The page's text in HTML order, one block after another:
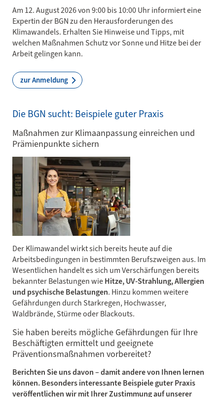
Am 12. August 2026 von 9:00 bis 10:00 Uhr informiert eine
Expertin der BGN zu den Herausforderungen des
Klimawandels. Erhalten Sie Hinweise und Tipps, mit
welchen Maßnahmen Schutz vor Sonne und Hitze bei der
Arbeit gelingen kann.
zur Anmeldung
Die BGN sucht: Beispiele guter Praxis
Maßnahmen zur Klimaanpassung einreichen und
Prämienpunkte sichern
Der Klimawandel wirkt sich bereits heute auf die
Arbeitsbedingungen in bestimmten Berufszweigen aus. Im
Wesentlichen handelt es sich um Verschärfungen bereits
bekannter Belastungen wieHitze, UV-Strahlung, Allergien
und psychische Belastungen. Hinzu kommen weitere
Gefährdungen durch Starkregen, Hochwasser,
Waldbrände, Stürme oder Blackouts.
Sie haben bereits mögliche Gefährdungen für Ihre
Beschäftigten ermittelt und geeignete
Präventionsmaßnahmen vorbereitet?
Berichten Sie uns davon – damit andere von Ihnen lernen
können. Besonders interessante Beispiele guter Praxis
veröffentlichen wir mit Ihrer Zustimmung auf unserer